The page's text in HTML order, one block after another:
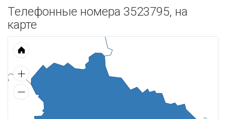
Телефонные номера 3523795, на
карте